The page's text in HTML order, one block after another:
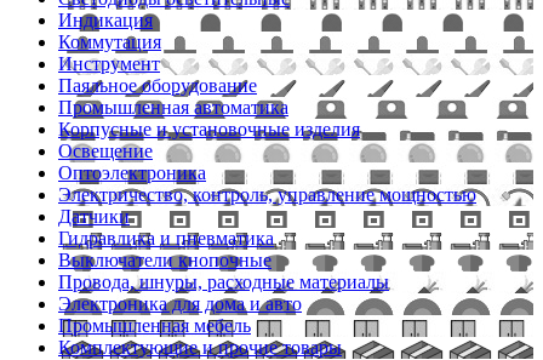
Индикация
Коммутация
Инструмент
Паяльное оборудование
Промышленная автоматика
Корпусные и установочные изделия
Освещение
Оптоэлектроника
Электричество, контроль, управление мощностью
Датчики
Гидравлика и пневматика
Выключатели кнопочные
Провода, шнуры, расходные материалы
Электроника для дома и авто
Промышленная мебель
Комплектующие и прочие товары